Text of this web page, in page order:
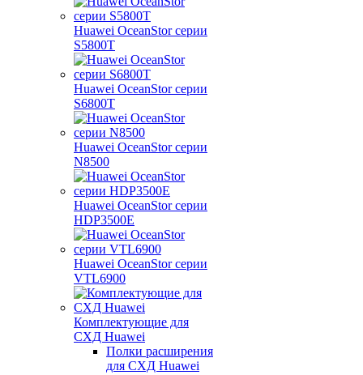
Huawei OceanStor серии
S5800T
Huawei OceanStor серии
S6800T
Huawei OceanStor серии
N8500
Huawei OceanStor серии
HDP3500E
Huawei OceanStor серии
VTL6900
Комплектующие для
СХД Huawei
Полки расширения
для СХД Huawei